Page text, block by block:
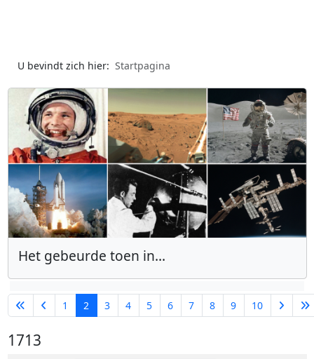
U bevindt zich hier: Startpagina
Het gebeurde toen in...
1 2 3 4 5 6 7 8 9 10
1713